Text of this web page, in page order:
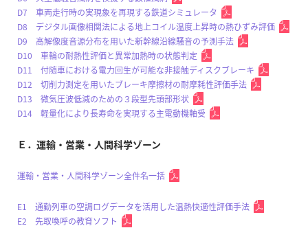
D7 車両走行時の実現象を再現する鉄道シミュレータ
D8 デジタル画像相関法による地上コイル温度上昇時の熱ひずみ評価
D9 高解像度音源分布を用いた新幹線沿線騒音の予測手法
D10 車輪の耐熱性評価と異常加熱時の状態判定
D11 付随車における電力回生が可能な非接触ディスクブレーキ
D12 切削力測定を用いたブレーキ摩擦材の耐摩耗性評価手法
D13 微気圧波低減のための３段型先頭部形状
D14 軽量化により長寿命を実現する主電動機軸受
Ｅ．運輸・営業・人間科学ゾーン
運輸・営業・人間科学ゾーン全件名一括
E1 通勤列車の空調ログデータを活用した温熱快適性評価手法
E2 先取喚呼の教育ソフト